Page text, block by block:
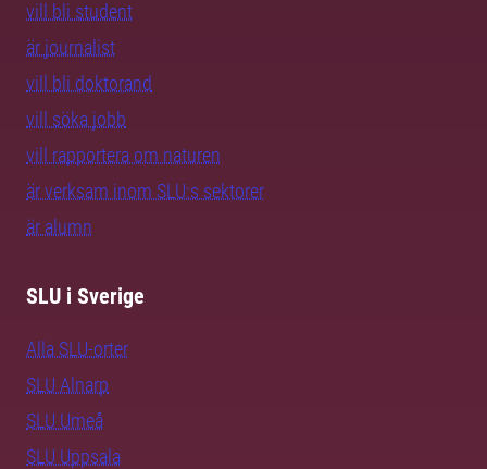
vill bli student
är journalist
vill bli doktorand
vill söka jobb
vill rapportera om naturen
är verksam inom SLU:s sektorer
är alumn
SLU i Sverige
Alla SLU-orter
SLU Alnarp
SLU Umeå
SLU Uppsala